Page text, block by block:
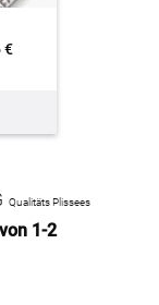
€
Qualitäts Plissees
1-2